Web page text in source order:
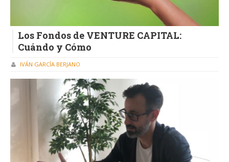
Los Fondos de VENTURE CAPITAL:
Cuándo y Cómo
IVÁN GARCÍA BERJANO